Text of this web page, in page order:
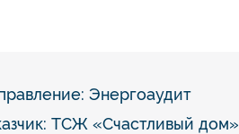
Энергоаудит
ТСЖ «Счастливый дом»